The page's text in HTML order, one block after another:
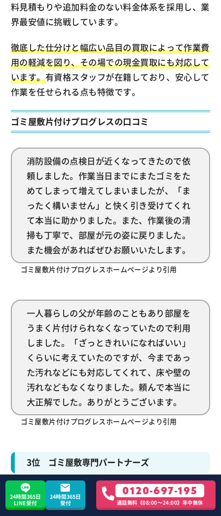
料見積もりや追加料金のない料金体系を採用し、業
界最安値に挑戦しています。
徹底した仕分けと幅広い品目の買取によって作業費
用の軽減を図り、その場での現金買取にも対応して
います。有資格スタッフが在籍しており、安心して
作業を任せられる点も特徴です。
ゴミ屋敷片付けプログレスの口コミ
消防設備の点検日が近くなってきたので依
頼しました。作業当日までにまたゴミをた
めてしまって増えてしまいましたが、「ま
ったく構いません」と快く引き受けてくれ
て本当に助かりました。また、作業後の清
掃も丁寧で、部屋が元の姿に戻りました。
また機会があればぜひお願いいたします。
ゴミ屋敷片付けプログレスホームページより引用
一人暮らしの父が年齢のこともあり部屋を
うまく片付けられなくなっていたので利用
しました。「ざっときれいになればいい」
くらいに考えていたのですが、今まであっ
た汚れなどにも対応してくれて、床や壁の
汚れなどもなくなりました。頼んで本当に
大正解でした。ありがとうございます。
ゴミ屋敷片付けプログレスホームページより引用
3位 ゴミ屋敷専門パートナーズ
24時間365日
LINE受付
24時間365日
受付
0120-697-195
通話無料《08:00〜24:00》年中無休